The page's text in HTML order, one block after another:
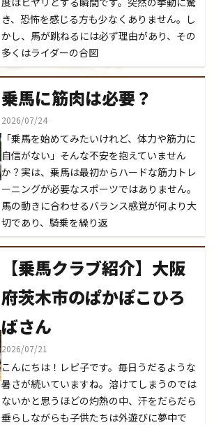
き、恐怖を感じる方も少なくありません。し
かし、馬が跳ねるには必ず理由があり、その
多くはライダーの合図
乗馬に筋肉は必要？
2026/07/24
「乗馬を始めてみたいけれど、体力や筋力に
自信がない」そんな不安を抱えていません
か？実は、乗馬は最初からハードな筋力トレ
ーニングが必要なスポーツではありません。
馬の動きに合わせるバランス感覚が何より大
切であり、騎乗を繰り返
【乗馬クラブ紹介】大阪
府茨木市のぱかぽこひろ
ばさん
2026/07/21
こんにちは！レピ子です。毎日うだるような
暑さが続いていますね。溶けてしまうのでは
ないかと思うほどの灼熱の中、汗をだらだら
垂らしながらも子供たちは外遊びに夢中で